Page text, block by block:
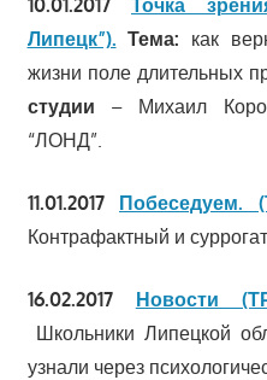
Липецк”). Тема: как
жизни поле длительных
студии – Михаил
“ЛОНД”.
11.01.2017 Побеседуем.
Контрафактный и
16.02.2017 Новости
Школьники Липецкой
узнали через